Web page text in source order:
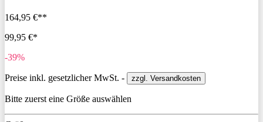
164,95 €**
99,95 €*
-39%
Preise inkl. gesetzlicher MwSt. - zzgl. Versandkosten
Bitte zuerst eine Größe auswählen